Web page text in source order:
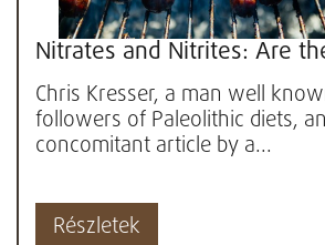
Nitrates and Nitrites: Are
Chris Kresser, a man well
followers of Paleolithic diets,
concomitant article by a...
Részletek